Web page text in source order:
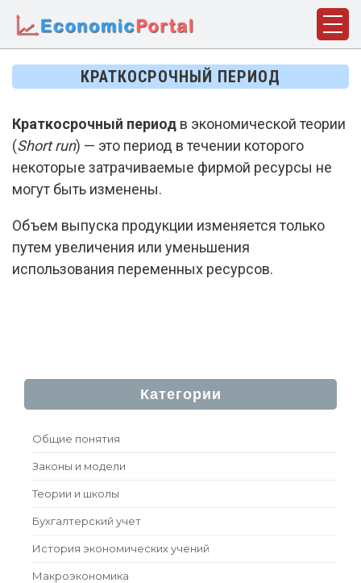
КРАТКОСРОЧНЫЙ ПЕРИОД
Краткосрочный период в экономической теории
(Short run) — это период в течении которого
некоторые затрачиваемые фирмой ресурсы не
могут быть изменены.
Объем выпуска продукции изменяется только
путем увеличения или уменьшения
использования переменных ресурсов.
ГЛАВНАЯ
ДИСЦИПЛИНЫ
ФАКТЫ
ИСТОРИЯ
БИОГРАФИИ
КОМПАНИИ
Категории
Общие понятия
Законы и модели
Теории и школы
Бухгалтерский учет
История экономических учений
Макроэкономика